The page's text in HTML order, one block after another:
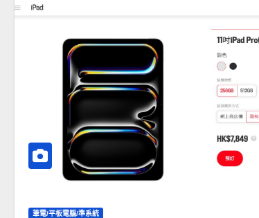
筆電/平板電腦/準系統